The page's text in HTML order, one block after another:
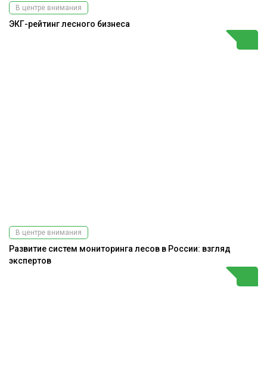
В центре внимания
ЭКГ-рейтинг лесного бизнеса
В центре внимания
Развитие систем мониторинга лесов в России: взгляд
экспертов